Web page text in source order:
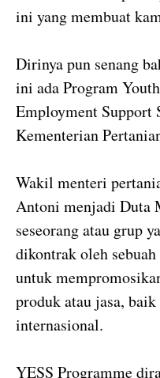
ini yang membuat
Dirinya pun senang
ini ada Program
Employment Support
Kementerian
Wakil menteri
Antoni menjadi Duta
seseorang atau grup
dikontrak oleh
untuk
produk atau jasa,
internasional.
YESS Programme